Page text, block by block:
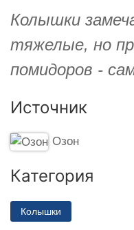
Колышки
тяжелые, но
помидоров -
Источник
Озон
Категория
Колышки